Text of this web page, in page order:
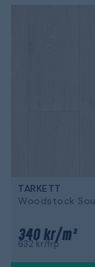
TARKETT
Woodstock
340 kr/m²
632 kr/frp